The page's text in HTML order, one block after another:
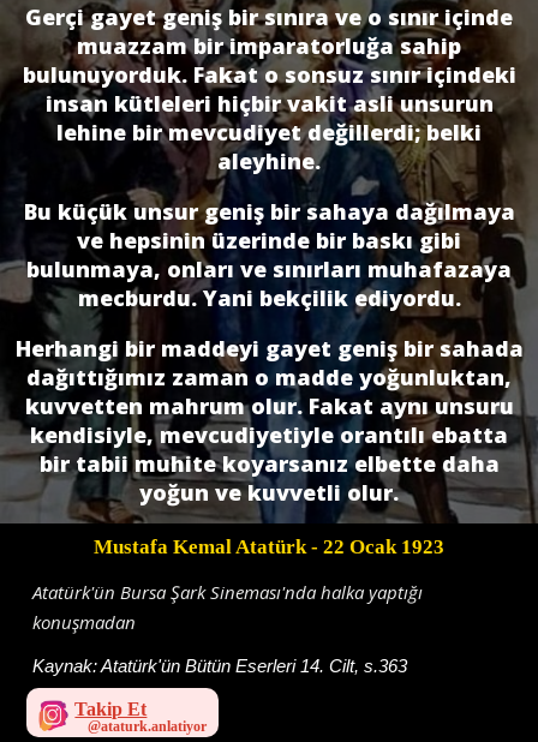
Gerçi gayet geniş bir sınıra ve o sınır içinde
muazzam bir imparatorluğa sahip
bulunuyorduk. Fakat o sonsuz sınır içindeki
insan kütleleri hiçbir vakit asli unsurun
lehine bir mevcudiyet değillerdi; belki
aleyhine.
Bu küçük unsur geniş bir sahaya dağılmaya
ve hepsinin üzerinde bir baskı gibi
bulunmaya, onları ve sınırları muhafazaya
mecburdu. Yani bekçilik ediyordu.
Herhangi bir maddeyi gayet geniş bir sahada
dağıttığımız zaman o madde yoğunluktan,
kuvvetten mahrum olur. Fakat aynı unsuru
kendisiyle, mevcudiyetiyle orantılı ebatta
bir tabii muhite koyarsanız elbette daha
yoğun ve kuvvetli olur.
Mustafa Kemal Atatürk - 22 Ocak 1923
Atatürk'ün Bursa Şark Sineması'nda halka yaptığı
konuşmadan
Kaynak:Atatürk'ün Bütün Eserleri 14. Cilt, s.363
Takip Et